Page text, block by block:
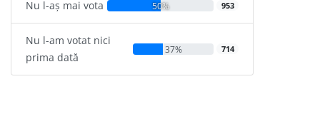
Nu l-aș mai vota 50% 953
Nu l-am votat nici
prima dată
37% 714